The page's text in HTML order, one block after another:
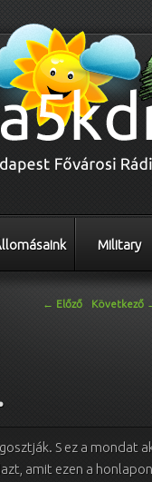
Military
← Előző Következő
S ez a mondat
amit ezen a